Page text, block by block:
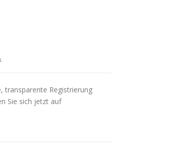
transparente Registrierung
Sie sich jetzt auf